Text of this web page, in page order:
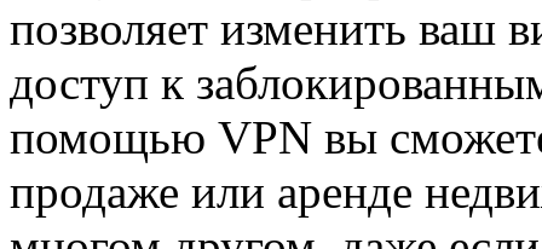
позволяет изменить ваш
доступ к
помощью VPN вы
продаже или аренде